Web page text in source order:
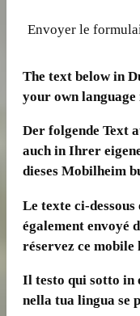
Envoyer le
The text below in
your own
Der folgende Text
auch in Ihrer
dieses Mobilheim
Le texte ci-dessous
également envoyé
réservez ce mobile
Il testo qui sotto in
nella tua lingua se